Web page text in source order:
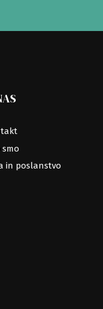
smo
in poslanstvo